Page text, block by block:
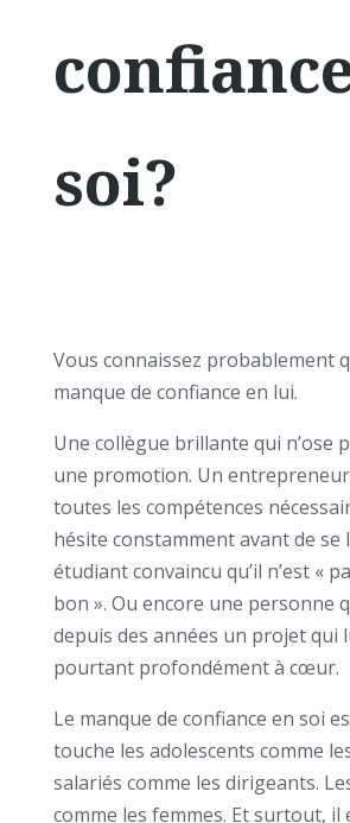
soi?
Vous connaissez probablement
manque de confiance en lui.
Une collègue brillante qui n’ose
une promotion. Un
toutes les compétences
hésite constamment avant de se
étudiant convaincu qu’il n’est «
bon ». Ou encore une personne
depuis des années un projet qui
pourtant profondément à cœur.
Le manque de confiance en soi
touche les adolescents comme
salariés comme les dirigeants.
comme les femmes. Et surtout, il